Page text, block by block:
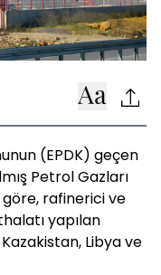
(EPDK) geçen
Petrol Gazları
göre, rafinerici ve
yapılan
Libya ve